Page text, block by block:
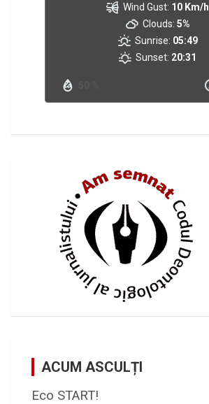
Wind Gust: 10 Km/h
Clouds: 5%
Sunrise: 05:49
Sunset: 20:31
ACUM ASCULȚI
Eco START!